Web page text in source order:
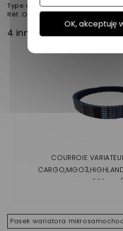
Type de pièces
Courroie de
Réf. Origine
BD52-2177 /
4 innych produktów w
COURROIE
PROGRESS 836MM
Pasek wariatora
OK, akceptuję